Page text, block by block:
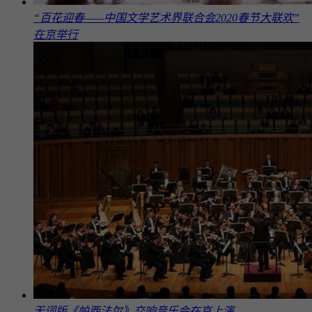
“百花迎春——中国文学艺术界联合会2020春节大联欢”
在京举行